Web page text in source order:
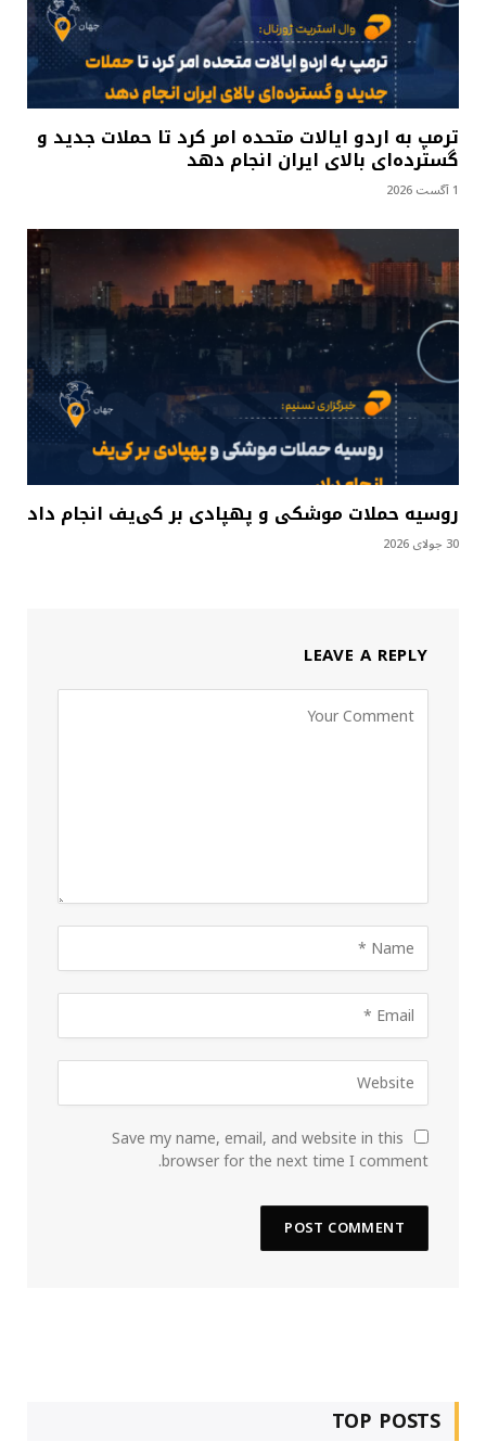
ترمپ به اردو ایالات متحده امر کرد تا حملات جدید و
گسترده‌ای بالای ایران انجام دهد
1 آگست 2026
روسیه حملات موشکی و پهپادی بر کی‌یف انجام داد
30 جولای 2026
LEAVE A REPLY
Save my name, email, and website in this
browser for the next time I comment.
TOP POSTS